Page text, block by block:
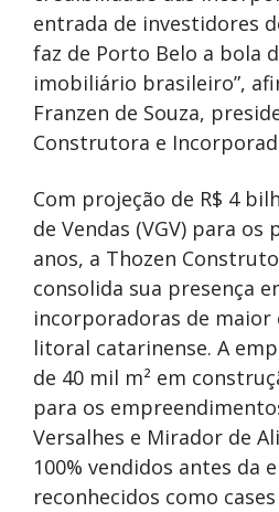
entrada de investidores
faz de Porto Belo a bola
imobiliário brasileiro”,
Franzen de Souza,
Construtora e
Com projeção de R$ 4
de Vendas (VGV) para os
anos, a Thozen
consolida sua presença
incorporadoras de maior
litoral catarinense. A
de 40 mil m² em
para os
Versalhes e Mirador de
100% vendidos antes da
reconhecidos como